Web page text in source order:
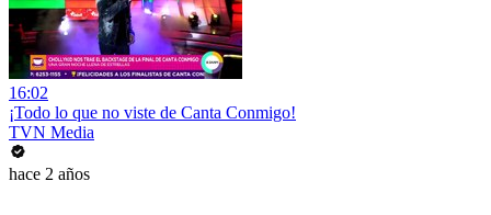
16:02
¡Todo lo que no viste de Canta Conmigo!
TVN Media
hace 2 años